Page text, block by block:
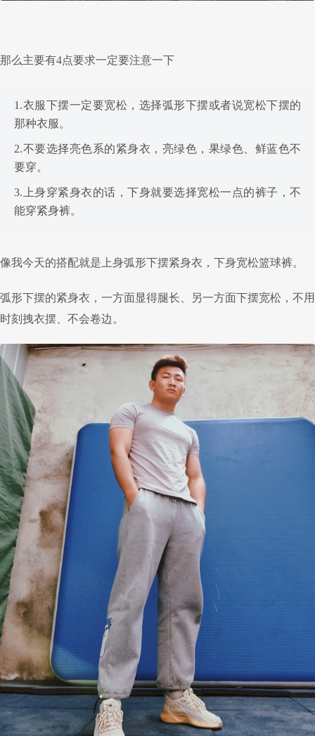
那么主要有4点要求一定要注意一下
1.衣服下摆一定要宽松，选择弧形下摆或者说宽松下摆的
那种衣服。
2.不要选择亮色系的紧身衣，亮绿色，果绿色、鲜蓝色不
要穿。
3.上身穿紧身衣的话，下身就要选择宽松一点的裤子，不
能穿紧身裤。
像我今天的搭配就是上身弧形下摆紧身衣，下身宽松篮球裤。
弧形下摆的紧身衣，一方面显得腿长、另一方面下摆宽松，不用
时刻拽衣摆、不会卷边。